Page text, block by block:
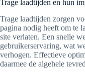
Trage laadtijden en hun
Trage laadtijden zorgen
pagina nodig heeft om te
site verlaten. Een snelle
gebruikerservaring, wat
verhogen. Effectieve
daarmee de algehele